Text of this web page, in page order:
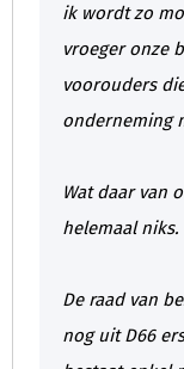
ik wordt zo
vroeger onze
voorouders
onderneming
Wat daar van
helemaal niks.
De raad van
nog uit D66